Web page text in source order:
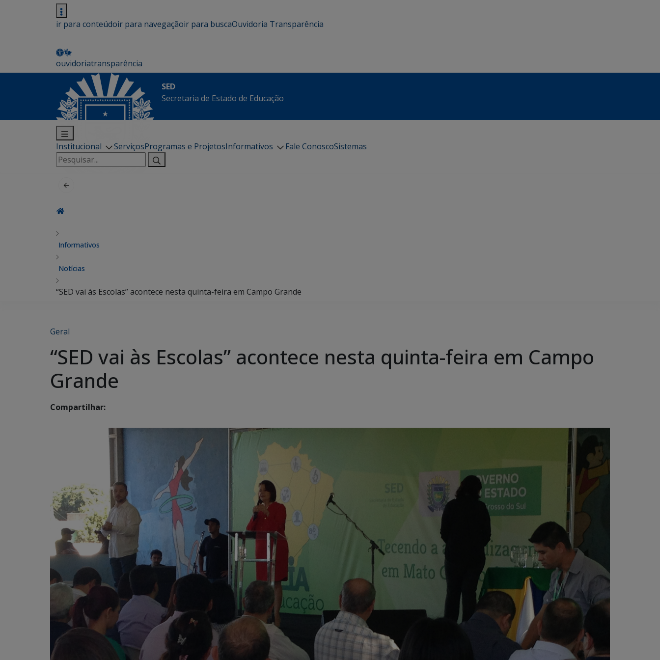
ir para conteúdoir para navegaçãoir para buscaOuvidoria Transparência
ouvidoriatransparência
SED
Secretaria de Estado de Educação
Institucional ServiçosProgramas e ProjetosInformativos Fale ConoscoSistemas
Pesquisar
por:
Informativos
Notícias
“SED vai às Escolas” acontece nesta quinta-feira em Campo Grande
Geral
“SED vai às Escolas” acontece nesta quinta-feira em Campo
Grande
Compartilhar: